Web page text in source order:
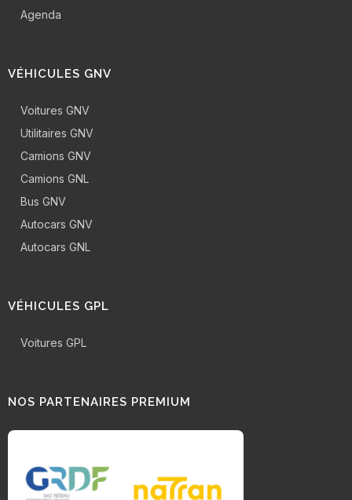
Agenda
VÉHICULES GNV
Voitures GNV
Utilitaires GNV
Camions GNV
Camions GNL
Bus GNV
Autocars GNV
Autocars GNL
VÉHICULES GPL
Voitures GPL
NOS PARTENAIRES PREMIUM